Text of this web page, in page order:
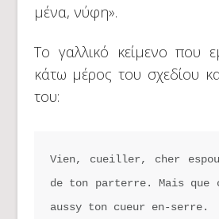
μένα, νύφη».
Το γαλλικό κείμενο που
κάτω μέρος του σχεδίου
του:
Vien, cueiller, cher
de ton parterre. Mais que
aussy ton cueur en-serre.